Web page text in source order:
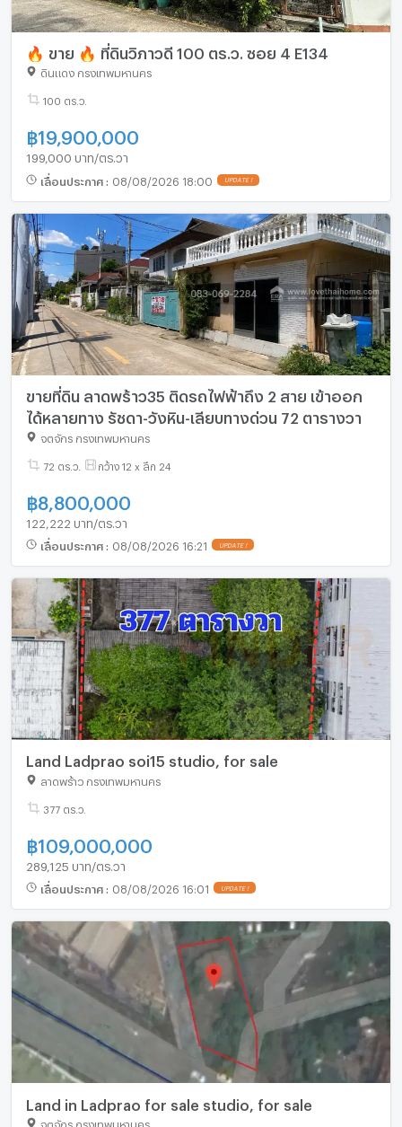
🔥 ขาย 🔥 ที่ดินวิภาวดี 100 ตร.ว. ซอย 4 E134
ดินแดง กรุงเทพมหานคร
100 ตร.ว.
฿19,900,000
199,000 บาท/ตร.วา
เลื่อนประกาศ : 08/08/2026 18:00 UPDATE !
ขายที่ดิน ลาดพร้าว35 ติดรถไฟฟ้าถึง 2 สาย เข้าออก
ได้หลายทาง รัชดา-วังหิน-เลียบทางด่วน 72 ตารางวา
จตุจักร กรุงเทพมหานคร
72 ตร.ว. กว้าง 12 x ลึก 24
฿8,800,000
122,222 บาท/ตร.วา
เลื่อนประกาศ : 08/08/2026 16:21 UPDATE !
Land Ladprao soi15 studio, for sale
ลาดพร้าว กรุงเทพมหานคร
377 ตร.ว.
฿109,000,000
289,125 บาท/ตร.วา
เลื่อนประกาศ : 08/08/2026 16:01 UPDATE !
Land in Ladprao for sale studio, for sale
จตุจักร กรุงเทพมหานคร